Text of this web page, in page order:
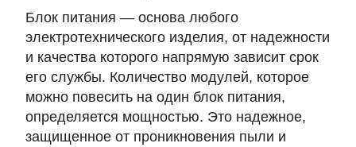
Блок питания — основа любого
электротехнического изделия, от надежности
и качества которого напрямую зависит срок
его службы. Количество модулей, которое
можно повесить на один блок питания,
определяется мощностью. Это надежное,
защищенное от проникновения пыли и